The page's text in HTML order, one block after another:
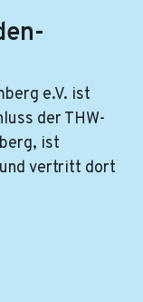
e.V. ist
der THW-
ist
vertritt dort